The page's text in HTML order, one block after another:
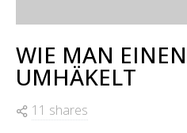
WIE MAN
UMHÄKELT
11 shares